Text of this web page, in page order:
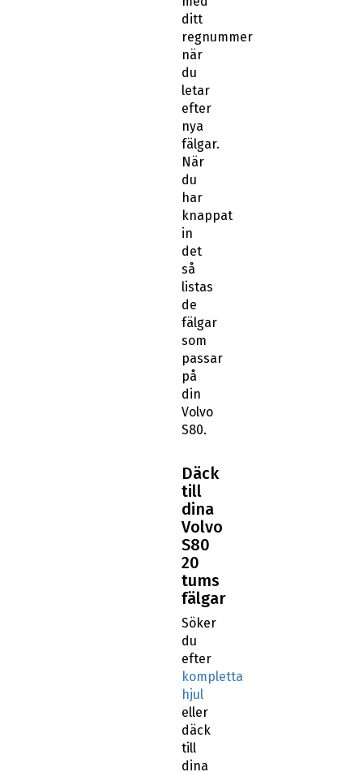
ditt
regnummer
när
du
letar
efter
nya
fälgar.
När
du
har
knappat
in
det
så
listas
de
fälgar
som
passar
på
din
Volvo
S80.
Däck
till
dina
Volvo
S80
20
tums
fälgar
Söker
du
efter
kompletta
hjul
eller
däck
till
dina